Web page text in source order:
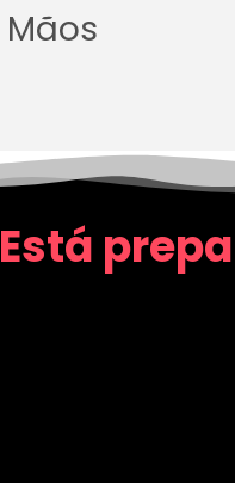
Mãos
Está